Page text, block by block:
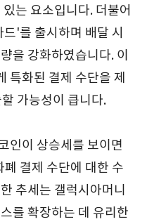
는 요소입니다. 더불어
'를 출시하며 배달 시
을 강화하였습니다. 이
특화된 결제 수단을 제
가능성이 큽니다.
인이 상승세를 보이면
결제 수단에 대한 수
추세는 갤럭시아머니
를 확장하는 데 유리한